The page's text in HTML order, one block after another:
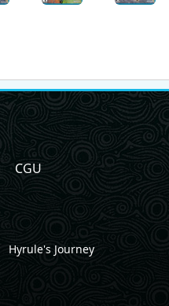
CGU
Hyrule's Journey